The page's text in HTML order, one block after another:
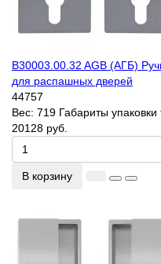
B30003.00.32 AGB (АГБ)
для распашных дверей
44757
Вес: 719 Габариты
20128 руб.
В корзину